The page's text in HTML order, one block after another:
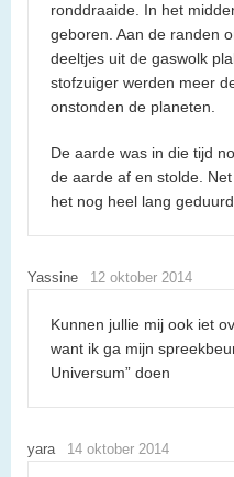
ronddraaide. In het
geboren. Aan de randen
deeltjes uit de gaswolk
stofzuiger werden meer
onstonden de planeten.
De aarde was in die tijd
de aarde af en stolde.
het nog heel lang
Yassine 12 oktober 2014
Kunnen jullie mij ook iet
want ik ga mijn
Universum” doen
yara 14 oktober 2014